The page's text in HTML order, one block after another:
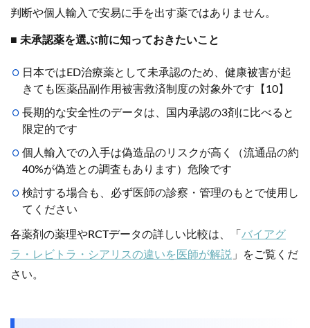
判断や個人輸入で安易に手を出す薬ではありません。
■ 未承認薬を選ぶ前に知っておきたいこと
日本ではED治療薬として未承認のため、健康被害が起
きても医薬品副作用被害救済制度の対象外です【10】
長期的な安全性のデータは、国内承認の3剤に比べると
限定的です
個人輸入での入手は偽造品のリスクが高く（流通品の約
40%が偽造との調査もあります）危険です
検討する場合も、必ず医師の診察・管理のもとで使用し
てください
各薬剤の薬理やRCTデータの詳しい比較は、「 バイアグ
ラ・レビトラ・シアリスの違いを医師が解説 」をご覧くだ
さい。